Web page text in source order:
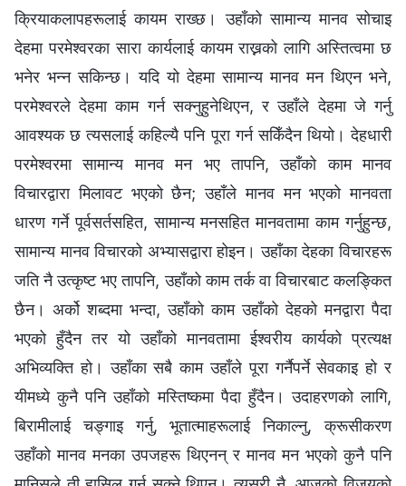
क्रियाकलापहरूलाई कायम राख्छ। उहाँको सामान्य मानव सोचाइ
देहमा परमेश्‍वरका सारा कार्यलाई कायम राख्नको लागि अस्तित्वमा छ
भनेर भन्न सकिन्छ। यदि यो देहमा सामान्य मानव मन थिएन भने,
परमेश्‍वरले देहमा काम गर्न सक्नुहुनेथिएन, र उहाँले देहमा जे गर्नु
आवश्यक छ त्यसलाई कहिल्यै पनि पूरा गर्न सकिँदैन थियो। देहधारी
परमेश्‍वरमा सामान्य मानव मन भए तापनि, उहाँको काम मानव
विचारद्वारा मिलावट भएको छैन; उहाँले मानव मन भएको मानवता
धारण गर्ने पूर्वसर्तसहित, सामान्य मनसहित मानवतामा काम गर्नुहुन्छ,
सामान्य मानव विचारको अभ्यासद्वारा होइन। उहाँका देहका विचारहरू
जति नै उत्कृष्ट भए तापनि, उहाँको काम तर्क वा विचारबाट कलङ्कित
छैन। अर्को शब्दमा भन्दा, उहाँको काम उहाँको देहको मनद्वारा पैदा
भएको हुँदैन तर यो उहाँको मानवतामा ईश्‍वरीय कार्यको प्रत्यक्ष
अभिव्यक्ति हो। उहाँका सबै काम उहाँले पूरा गर्नैपर्ने सेवकाइ हो र
यीमध्ये कुनै पनि उहाँको मस्तिष्कमा पैदा हुँदैन। उदाहरणको लागि,
बिरामीलाई चङ्गाइ गर्नु, भूतात्माहरूलाई निकाल्नु, क्रूसीकरण
उहाँको मानव मनका उपजहरू थिएनन् र मानव मन भएको कुनै पनि